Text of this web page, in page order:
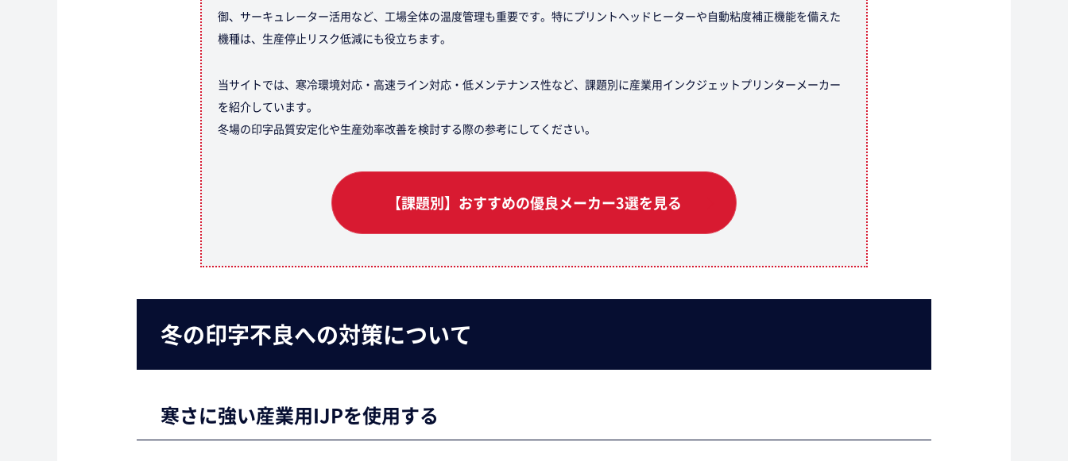
御、サーキュレーター活用など、工場全体の温度管理も重要です。特にプリントヘッドヒーターや自動粘度補正機能を備えた
機種は、生産停止リスク低減にも役立ちます。
当サイトでは、寒冷環境対応・高速ライン対応・低メンテナンス性など、課題別に産業用インクジェットプリンターメーカー
を紹介しています。
冬場の印字品質安定化や生産効率改善を検討する際の参考にしてください。
【課題別】おすすめの優良メーカー3選を見る
冬の印字不良への対策について
寒さに強い産業用IJPを使用する